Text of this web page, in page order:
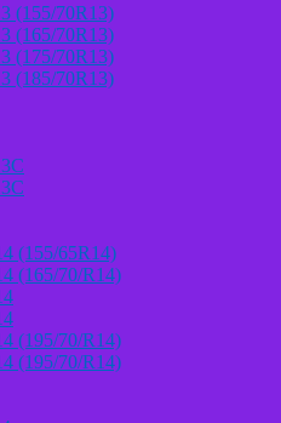
(155/70R13)
(165/70R13)
(175/70R13)
(185/70R13)
(155/65R14)
(165/70/R14)
(195/70/R14)
(195/70/R14)